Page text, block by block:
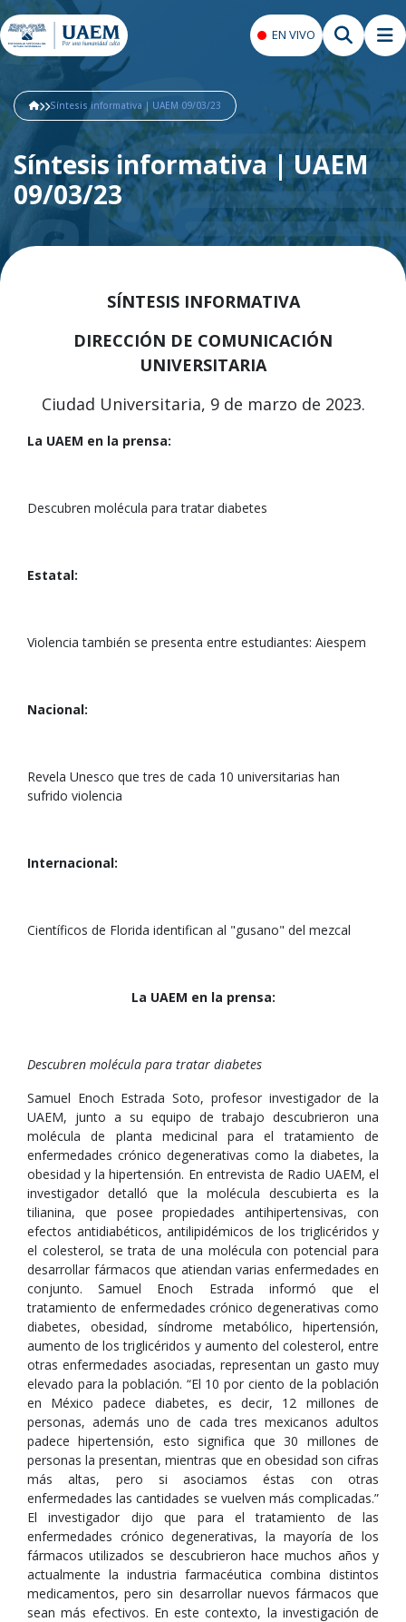
EN VIVO
Síntesis informativa | UAEM 09/03/23
Síntesis informativa | UAEM
09/03/23
SÍNTESIS INFORMATIVA
DIRECCIÓN DE COMUNICACIÓN
UNIVERSITARIA
Ciudad Universitaria, 9 de marzo de 2023.
La UAEM en la prensa:
Descubren molécula para tratar diabetes
Estatal:
Violencia también se presenta entre estudiantes: Aiespem
Nacional:
Revela Unesco que tres de cada 10 universitarias han
sufrido violencia
Internacional:
Científicos de Florida identifican al "gusano" del mezcal
La UAEM en la prensa:
Descubren molécula para tratar diabetes
Samuel Enoch Estrada Soto, profesor investigador de la
UAEM, junto a su equipo de trabajo descubrieron una
molécula de planta medicinal para el tratamiento de
enfermedades crónico degenerativas como la diabetes, la
obesidad y la hipertensión. En entrevista de Radio UAEM, el
investigador detalló que la molécula descubierta es la
tilianina, que posee propiedades antihipertensivas, con
efectos antidiabéticos, antilipidémicos de los triglicéridos y
el colesterol, se trata de una molécula con potencial para
desarrollar fármacos que atiendan varias enfermedades en
conjunto. Samuel Enoch Estrada informó que el
tratamiento de enfermedades crónico degenerativas como
diabetes, obesidad, síndrome metabólico, hipertensión,
aumento de los triglicéridos y aumento del colesterol, entre
otras enfermedades asociadas, representan un gasto muy
elevado para la población. “El 10 por ciento de la población
en México padece diabetes, es decir, 12 millones de
personas, además uno de cada tres mexicanos adultos
padece hipertensión, esto significa que 30 millones de
personas la presentan, mientras que en obesidad son cifras
más altas, pero si asociamos éstas con otras
enfermedades las cantidades se vuelven más complicadas.”
El investigador dijo que para el tratamiento de las
enfermedades crónico degenerativas, la mayoría de los
fármacos utilizados se descubrieron hace muchos años y
actualmente la industria farmacéutica combina distintos
medicamentos, pero sin desarrollar nuevos fármacos que
sean más efectivos. En este contexto, la investigación de